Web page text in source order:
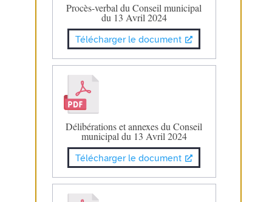
Procès-verbal du Conseil municipal
du 13 Avril 2024
Télécharger le document
Délibérations et annexes du Conseil
municipal du 13 Avril 2024
Télécharger le document